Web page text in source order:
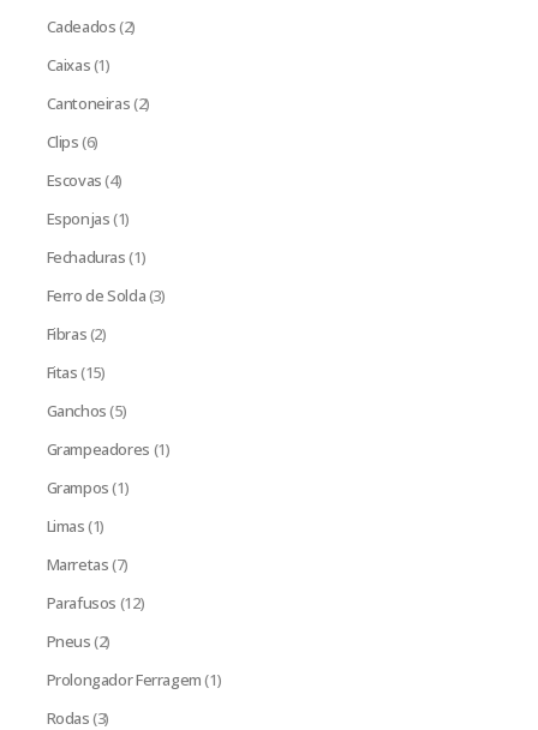
Cadeados(2)
Caixas(1)
Cantoneiras(2)
Clips(6)
Escovas(4)
Esponjas(1)
Fechaduras(1)
Ferro de Solda(3)
Fibras(2)
Fitas(15)
Ganchos(5)
Grampeadores (1)
Grampos(1)
Limas(1)
Marretas(7)
Parafusos (12)
Pneus(2)
Prolongador Ferragem(1)
Rodas(3)